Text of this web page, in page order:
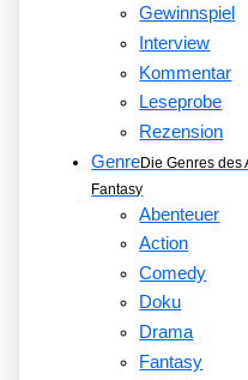
Gewinnspiel
Interview
Kommentar
Leseprobe
Rezension
GenreDie Genres des
Fantasy
Abenteuer
Action
Comedy
Doku
Drama
Fantasy